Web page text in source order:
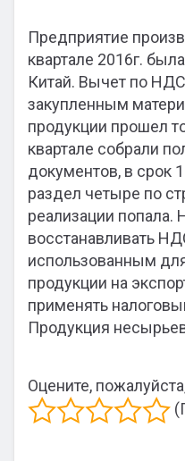
Предприятие
квартале 2016г.
Китай. Вычет по
закупленным
продукции прошел
квартале собрали
документов, в срок
раздел четыре по
реализации попала.
восстанавливать
использованным
продукции на
применять
Продукция
Оцените,